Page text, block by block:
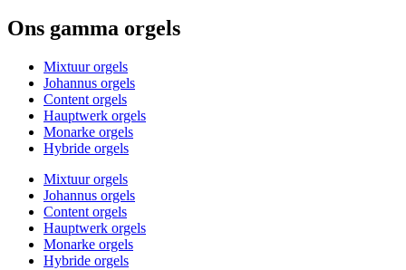
Ons gamma orgels
Mixtuur orgels
Johannus orgels
Content orgels
Hauptwerk orgels
Monarke orgels
Hybride orgels
Mixtuur orgels
Johannus orgels
Content orgels
Hauptwerk orgels
Monarke orgels
Hybride orgels